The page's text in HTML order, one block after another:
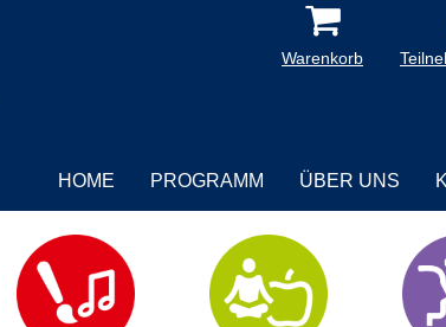
Warenkorb
HOME PROGRAMM ÜBER UNS